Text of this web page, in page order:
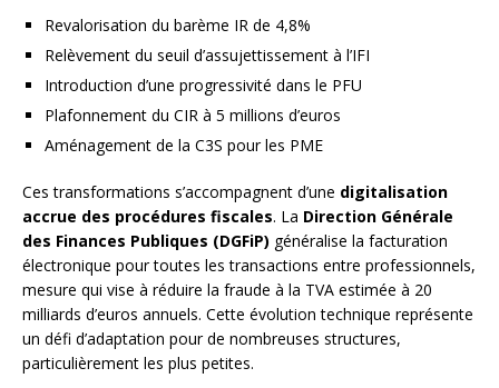
Revalorisation du barème IR de 4,8%
Relèvement du seuil d’assujettissement à l’IFI
Introduction d’une progressivité dans le PFU
Plafonnement du CIR à 5 millions d’euros
Aménagement de la C3S pour les PME
Ces transformations s’accompagnent d’une digitalisation
accrue des procédures fiscales. La Direction Générale
des Finances Publiques (DGFiP) généralise la facturation
électronique pour toutes les transactions entre professionnels,
mesure qui vise à réduire la fraude à la TVA estimée à 20
milliards d’euros annuels. Cette évolution technique représente
un défi d’adaptation pour de nombreuses structures,
particulièrement les plus petites.